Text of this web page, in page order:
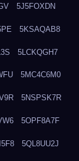
5J5FOXDN
5KSAQAB8
5LCKQGH7
5MC4C6M0
5NSPSK7R
5OPF8A7F
5QL8UU2J